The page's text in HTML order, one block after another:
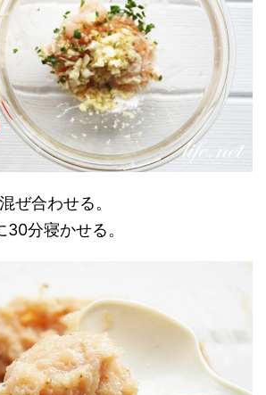
ぜ合わせる。
分寝かせる。